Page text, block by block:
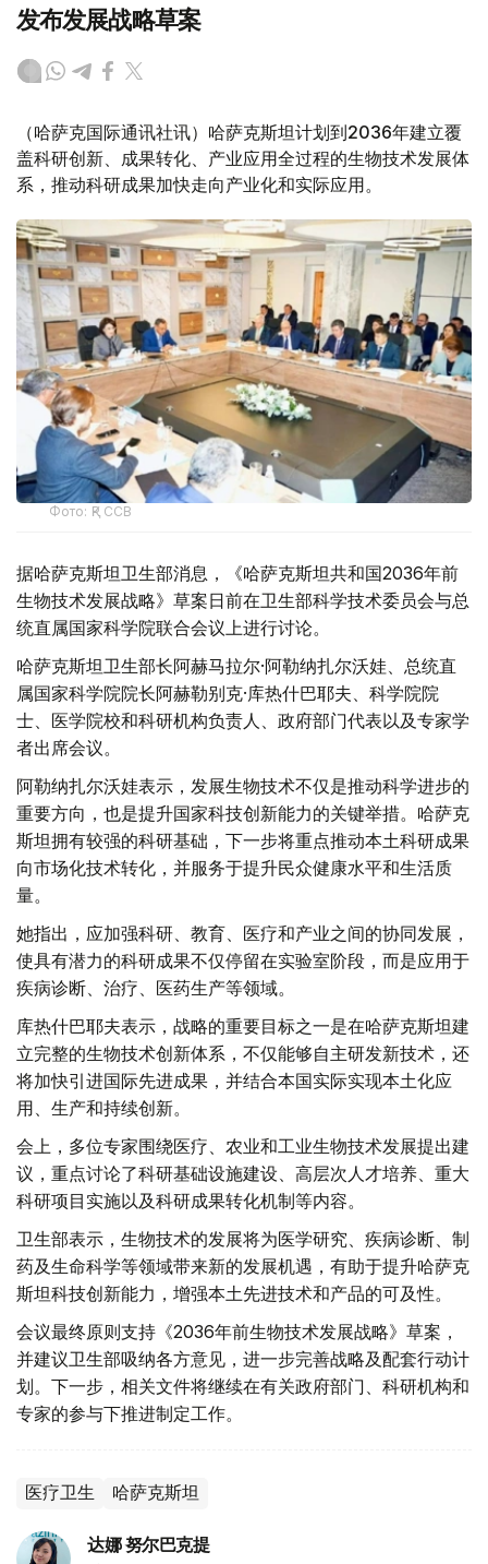
发布发展战略草案
（哈萨克国际通讯社讯）哈萨克斯坦计划到2036年建立覆
盖科研创新、成果转化、产业应用全过程的生物技术发展体
系，推动科研成果加快走向产业化和实际应用。
Фото: ҚР ССВ
据哈萨克斯坦卫生部消息，《哈萨克斯坦共和国2036年前
生物技术发展战略》草案日前在卫生部科学技术委员会与总
统直属国家科学院联合会议上进行讨论。
哈萨克斯坦卫生部长阿赫马拉尔·阿勒纳扎尔沃娃、总统直
属国家科学院院长阿赫勒别克·库热什巴耶夫、科学院院
士、医学院校和科研机构负责人、政府部门代表以及专家学
者出席会议。
阿勒纳扎尔沃娃表示，发展生物技术不仅是推动科学进步的
重要方向，也是提升国家科技创新能力的关键举措。哈萨克
斯坦拥有较强的科研基础，下一步将重点推动本土科研成果
向市场化技术转化，并服务于提升民众健康水平和生活质
量。
她指出，应加强科研、教育、医疗和产业之间的协同发展，
使具有潜力的科研成果不仅停留在实验室阶段，而是应用于
疾病诊断、治疗、医药生产等领域。
库热什巴耶夫表示，战略的重要目标之一是在哈萨克斯坦建
立完整的生物技术创新体系，不仅能够自主研发新技术，还
将加快引进国际先进成果，并结合本国实际实现本土化应
用、生产和持续创新。
会上，多位专家围绕医疗、农业和工业生物技术发展提出建
议，重点讨论了科研基础设施建设、高层次人才培养、重大
科研项目实施以及科研成果转化机制等内容。
卫生部表示，生物技术的发展将为医学研究、疾病诊断、制
药及生命科学等领域带来新的发展机遇，有助于提升哈萨克
斯坦科技创新能力，增强本土先进技术和产品的可及性。
会议最终原则支持《2036年前生物技术发展战略》草案，
并建议卫生部吸纳各方意见，进一步完善战略及配套行动计
划。下一步，相关文件将继续在有关政府部门、科研机构和
专家的参与下推进制定工作。
医疗卫生 哈萨克斯坦
达娜 努尔巴克提